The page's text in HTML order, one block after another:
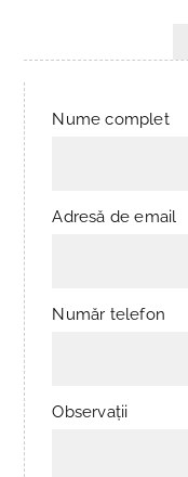
Nume complet
Adresă de email
Număr telefon
Observații